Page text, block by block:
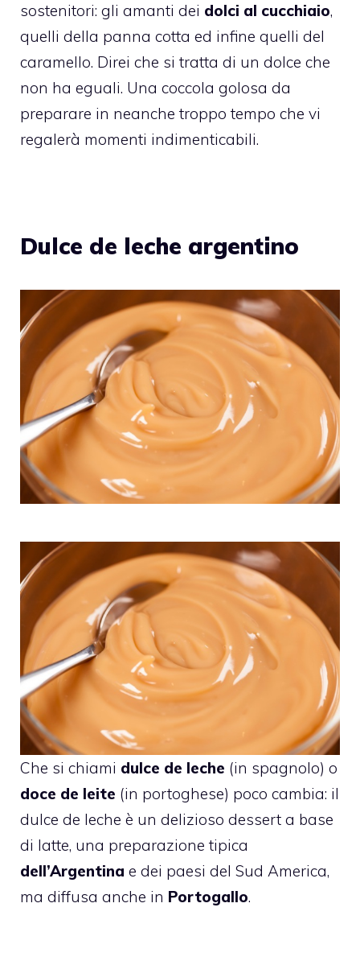
sostenitori: gli amanti dei dolci al cucchiaio,
quelli della panna cotta ed infine quelli del
caramello. Direi che si tratta di un dolce che
non ha eguali. Una coccola golosa da
preparare in neanche troppo tempo che vi
regalerà momenti indimenticabili.
Dulce de leche argentino
Che si chiami dulce de leche (in spagnolo) o
doce de leite (in portoghese) poco cambia: il
dulce de leche è un delizioso dessert a base
di latte, una preparazione tipica
dell’Argentina e dei paesi del Sud America,
ma diffusa anche in Portogallo.